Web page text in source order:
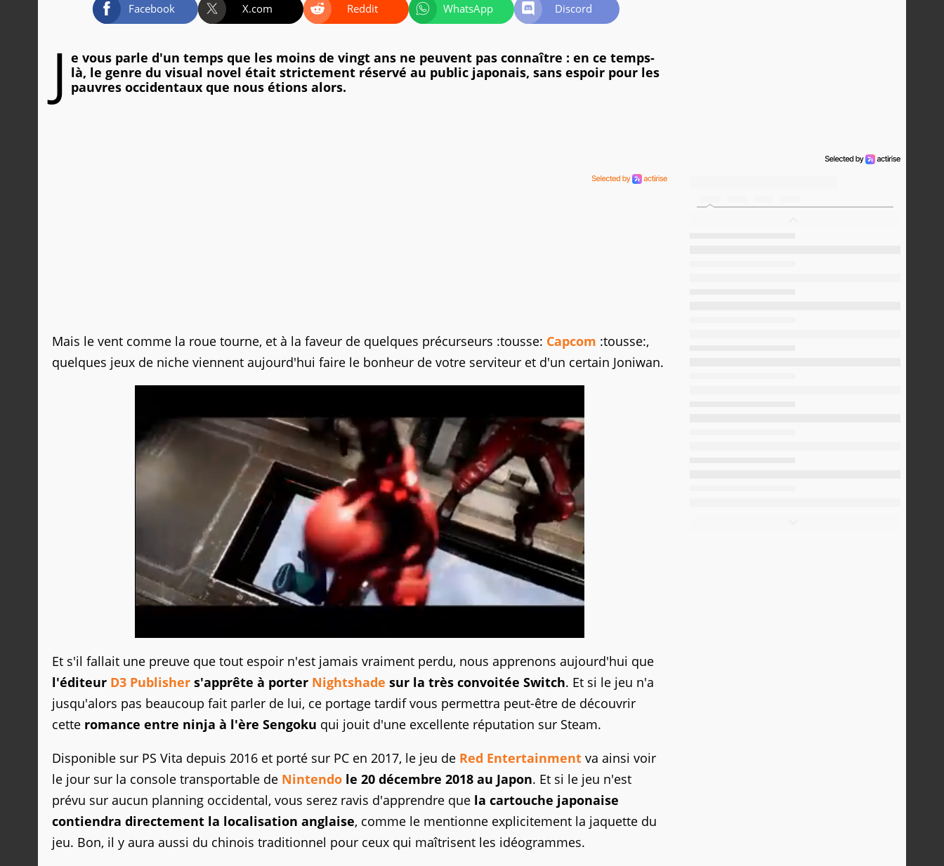
Facebook X.com Reddit WhatsApp Discord
J e vous parle d'un temps que les moins de vingt ans ne peuvent pas connaître : en ce temps-
là, le genre du visual novel était strictement réservé au public japonais, sans espoir pour les
pauvres occidentaux que nous étions alors.
Mais le vent comme la roue tourne, et à la faveur de quelques précurseurs :tousse: Capcom :tousse:,
quelques jeux de niche viennent aujourd'hui faire le bonheur de votre serviteur et d'un certain Joniwan.
Et s'il fallait une preuve que tout espoir n'est jamais vraiment perdu, nous apprenons aujourd'hui que
l'éditeur D3 Publisher s'apprête à porter Nightshade sur la très convoitée Switch. Et si le jeu n'a
jusqu'alors pas beaucoup fait parler de lui, ce portage tardif vous permettra peut-être de découvrir
cette romance entre ninja à l'ère Sengoku qui jouit d'une excellente réputation sur Steam.
Disponible sur PS Vita depuis 2016 et porté sur PC en 2017, le jeu de Red Entertainment va ainsi voir
le jour sur la console transportable de Nintendo le 20 décembre 2018 au Japon. Et si le jeu n'est
prévu sur aucun planning occidental, vous serez ravis d'apprendre que la cartouche japonaise
contiendra directement la localisation anglaise, comme le mentionne explicitement la jaquette du
jeu. Bon, il y aura aussi du chinois traditionnel pour ceux qui maîtrisent les idéogrammes.